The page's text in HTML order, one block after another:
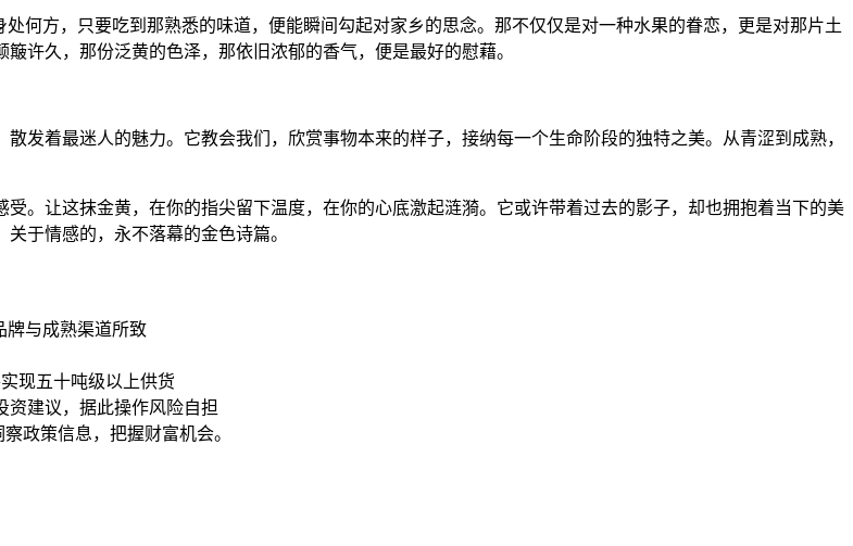
何方，只要吃到那熟悉的味道，便能瞬间勾起对家乡的思念。那不仅仅是对一种水果的眷恋，更是对那片土
许久，那份泛黄的色泽，那依旧浓郁的香气，便是最好的慰藉。
发着最迷人的魅力。它教会我们，欣赏事物本来的样子，接纳每一个生命阶段的独特之美。从青涩到成熟，
。让这抹金黄，在你的指尖留下温度，在你的心底激起涟漪。它或许带着过去的影子，却也拥抱着当下的美
于情感的，永不落幕的金色诗篇。
牌与成熟渠道所致
现五十吨级以上供货
资建议，据此操作风险自担
政策信息，把握财富机会。